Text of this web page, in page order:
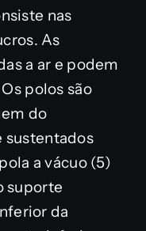
nas
As
a ar e podem
polos são
do
sustentados
a vácuo (5)
suporte
da